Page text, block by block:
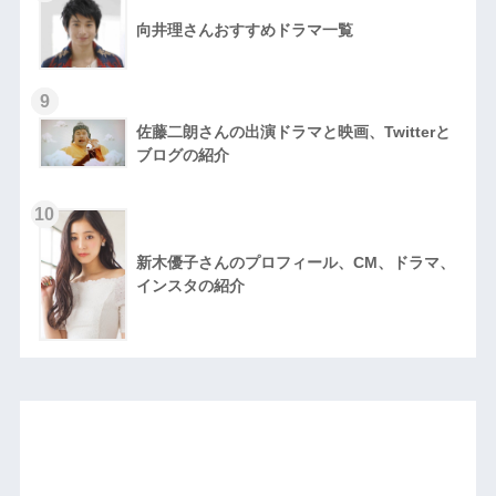
向井理さんおすすめドラマ一覧
9
佐藤二朗さんの出演ドラマと映画、Twitterと
ブログの紹介
10
新木優子さんのプロフィール、CM、ドラマ、
インスタの紹介